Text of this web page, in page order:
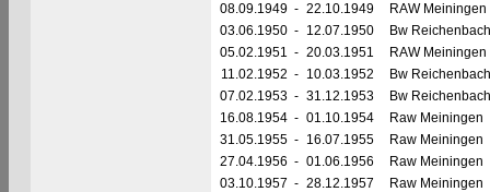
08.09.1949 - 22.10.1949
RAW Meiningen
03.06.1950 - 12.07.1950
Bw Reichenbach
05.02.1951 - 20.03.1951
RAW Meiningen
11.02.1952 - 10.03.1952
Bw Reichenbach
07.02.1953 - 31.12.1953
Bw Reichenbach
16.08.1954 - 01.10.1954
Raw Meiningen
31.05.1955 - 16.07.1955
Raw Meiningen
27.04.1956 - 01.06.1956
Raw Meiningen
03.10.1957 - 28.12.1957
Raw Meiningen